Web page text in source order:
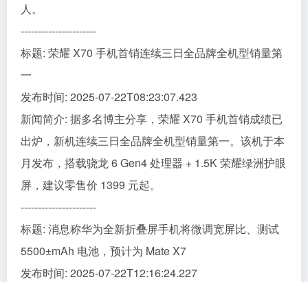
人。
----------------------
标题: 荣耀 X70 手机首销连续三日全品牌全机型销量第
一
发布时间: 2025-07-22T08:23:07.423
新闻简介: 据多名博主分享，荣耀 X70 手机首销成绩已
出炉，新机连续三日全品牌全机型销量第一。该机于本
月发布，搭载骁龙 6 Gen4 处理器 + 1.5K 荣耀绿洲护眼
屏，建议零售价 1399 元起。
----------------------
标题: 消息称华为全新折叠屏手机将微调宽屏比、测试
5500±mAh 电池，预计为 Mate X7
发布时间: 2025-07-22T12:16:24.227